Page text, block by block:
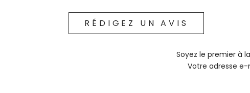
RÉDIGEZ UN AVIS
Soyez le premier à
Votre adresse e-